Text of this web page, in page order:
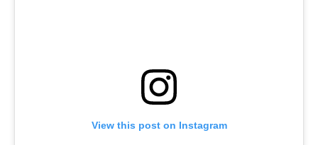
View this post on Instagram